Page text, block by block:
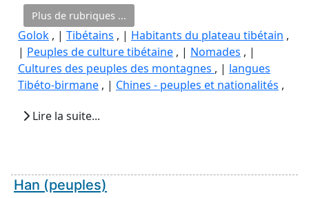
Plus de rubriques ...
Golok , | Tibétains , | Habitants du plateau tibétain ,
| Peuples de culture tibétaine , | Nomades , |
Cultures des peuples des montagnes , | langues
Tibéto-birmane , | Chines - peuples et nationalités ,
Lire la suite...
Han (peuples)